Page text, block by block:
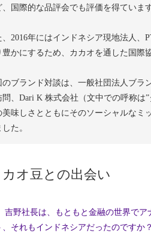
、国際的な品評会でも評価を得ています
、2016年にはインドネシア現地法人、
豊かにするため、カカオを通した国際
のブランド対談は、一般社団法人ブラ
問、Dari K 株式会社（文中での呼称は
美味しさとともにそのソーシャルな
た。
カオ豆との出会い
吉野社長は、もともと金融の世界で
、それもインドネシアだったのですか？